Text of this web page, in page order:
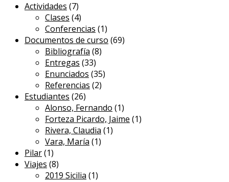
Actividades (7)
Clases (4)
Conferencias (1)
Documentos de curso (69)
Bibliografía (8)
Entregas (33)
Enunciados (35)
Referencias (2)
Estudiantes (26)
Alonso, Fernando (1)
Forteza Picardo, Jaime (1)
Rivera, Claudia (1)
Vara, María (1)
Pilar(1)
Viajes (8)
2019 Sicilia (1)